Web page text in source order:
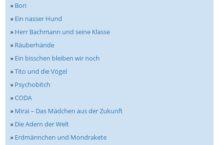
» Bori
» Ein nasser Hund
» Herr Bachmann und seine Klasse
» Räuberhände
» Ein bisschen bleiben wir noch
»Tito und die Vögel
» Psychobitch
»CODA
» Mirai – Das Mädchen aus der Zukunft
» Die Adern der Welt
» Erdmännchen und Mondrakete